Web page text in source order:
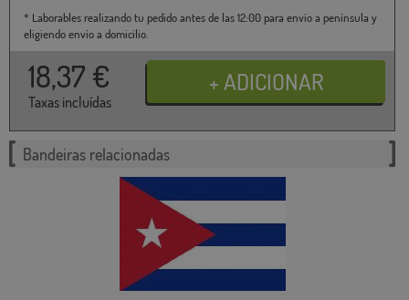
* Laborables realizando tu pedido antes de las 12:00 para envío a península y
eligiendo envío a domicilio.
18,37 €
Taxas incluídas
Bandeiras relacionadas